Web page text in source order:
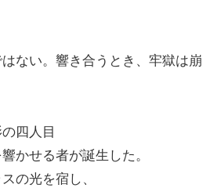
ない。響き合うとき、牢獄は崩
四人目
かせる者が誕生した。
の光を宿し、